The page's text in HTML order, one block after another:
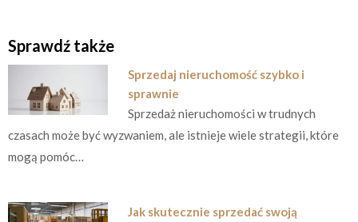
Sprawdź także
Sprzedaj nieruchomość szybko i
sprawnie
Sprzedaż nieruchomości w trudnych
czasach może być wyzwaniem, ale istnieje wiele strategii, które
mogą pomóc…
Jak skutecznie sprzedać swoją